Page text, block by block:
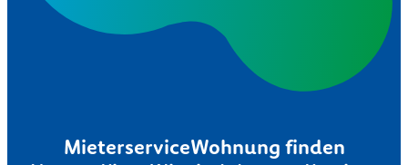
MieterserviceWohnung finden